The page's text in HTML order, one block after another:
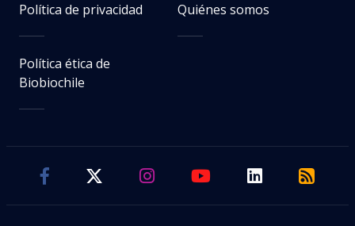
Política de privacidad Quiénes somos
Política ética de
Biobiochile